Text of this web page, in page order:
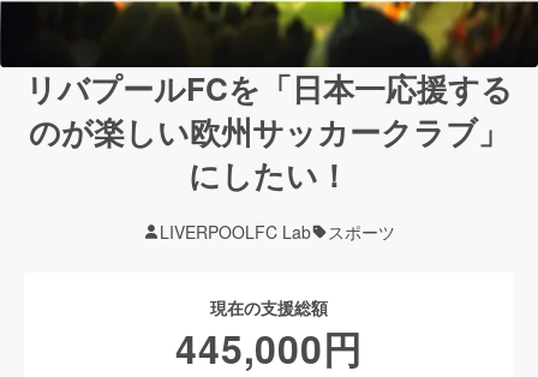
リバプールFCを「日本一応援する
のが楽しい欧州サッカークラブ」
にしたい！
LIVERPOOLFC Lab スポーツ
現在の支援総額
445,000円